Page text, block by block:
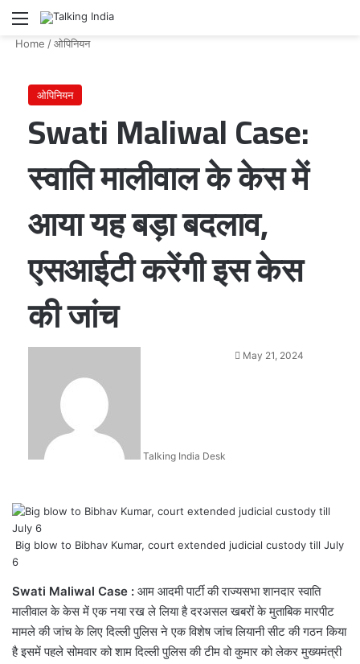
Menu
Home /ओपिनियन
ओपिनियन
Swati Maliwal Case:
स्वाति मालीवाल के केस में
आया यह बड़ा बदलाव,
एसआईटी करेंगी इस केस
की जांच
Talking India Desk
SendMay 21, 2024
Big blow to Bibhav Kumar, court extended judicial custody till July
6
Swati Maliwal Case : आम आदमी पार्टी की राज्यसभा शानदार स्वाति
मालीवाल के केस में एक नया रख ले लिया है दरअसल खबरों के मुताबिक मारपीट
मामले की जांच के लिए दिल्ली पुलिस ने एक विशेष जांच लियानी सीट की गठन किया
है इसमें पहले सोमवार को शाम दिल्ली पुलिस की टीम वो कुमार को लेकर मुख्यमंत्री